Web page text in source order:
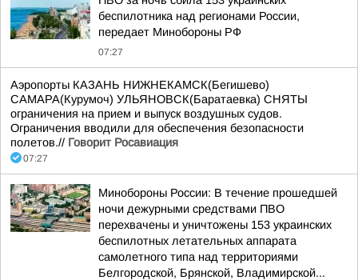
беспилотника над регионами России,
передает Минобороны РФ
07:27
Аэропорты КАЗАНЬ НИЖНЕКАМСК(Бегишево)
САМАРА(Курумоч) УЛЬЯНОВСК(Баратаевка) СНЯТЫ
ограничения на прием и выпуск воздушных судов.
Ограничения вводили для обеспечения безопасности
полетов.// Говорит Росавиация
07:27
Минобороны России: В течение прошедшей
ночи дежурными средствами ПВО
перехвачены и уничтожены 153 украинских
беспилотных летательных аппарата
самолетного типа над территориями
Белгородской, Брянской, Владимирской...